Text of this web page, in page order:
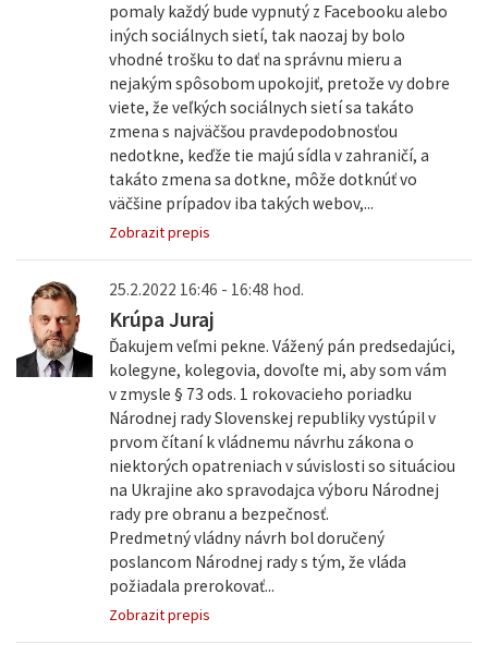
pomaly každý bude vypnutý z Facebooku alebo
iných sociálnych sietí, tak naozaj by bolo
vhodné trošku to dať na správnu mieru a
nejakým spôsobom upokojiť, pretože vy dobre
viete, že veľkých sociálnych sietí sa takáto
zmena s najväčšou pravdepodobnosťou
nedotkne, keďže tie majú sídla v zahraničí, a
takáto zmena sa dotkne, môže dotknúť vo
väčšine prípadov iba takých webov,...
Zobrazit prepis
25.2.2022 16:46 - 16:48 hod.
Krúpa Juraj
Ďakujem veľmi pekne. Vážený pán predsedajúci,
kolegyne, kolegovia, dovoľte mi, aby som vám
v zmysle § 73 ods. 1 rokovacieho poriadku
Národnej rady Slovenskej republiky vystúpil v
prvom čítaní k vládnemu návrhu zákona o
niektorých opatreniach v súvislosti so situáciou
na Ukrajine ako spravodajca výboru Národnej
rady pre obranu a bezpečnosť.
Predmetný vládny návrh bol doručený
poslancom Národnej rady s tým, že vláda
požiadala prerokovať...
Zobrazit prepis